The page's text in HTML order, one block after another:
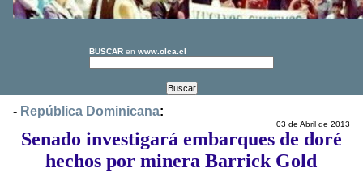
BUSCAR en www.olca.cl
- República Dominicana:
03 de Abril de 2013
Senado investigará embarques de doré
hechos por minera Barrick Gold